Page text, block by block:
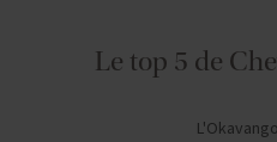
Le top 5 de